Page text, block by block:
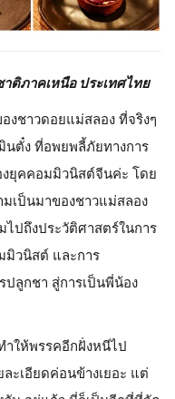
ภาคเหนือ ประเทศไทย
งชาวดอยแม่สลอง ที่จริงๆ
นตั๋ง ที่อพยพลี้ภัยทางการ
งยุคคอมมิวนิสต์จีนค่ะ โดย
เป็นมาของชาวแม่สลอง
ไปถึงประวัติศาสตร์ในการ
มิวนิสต์ และการ
ปลูกชา สู่การเป็นพี่น้อง
ำให้พรรคอีกฝั่งหนีไป
ะเอียดค่อนข้างเยอะ แต่